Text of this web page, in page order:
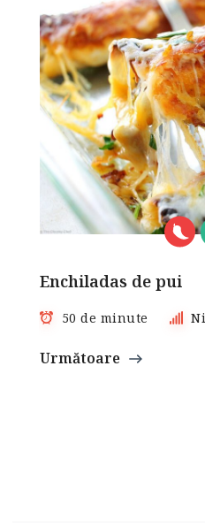
Enchiladas de pui
50 de minute
Următoare